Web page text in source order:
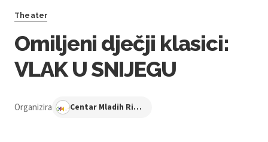
Theater
Omiljeni dječji klasici:
VLAK U SNIJEGU
Organizira Centar Mladih Ribnjak